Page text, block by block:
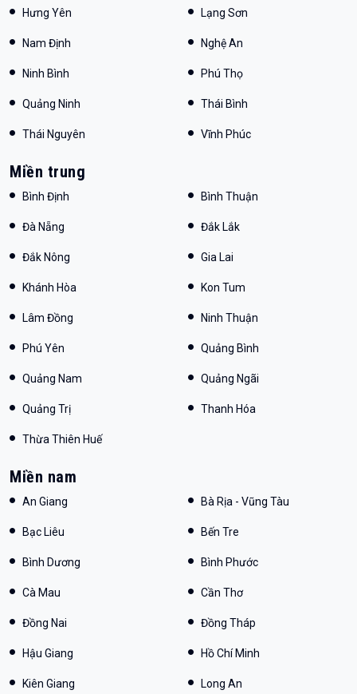
Hưng Yên Lạng Sơn
Nam Định Nghệ An
Ninh Bình Phú Thọ
Quảng Ninh Thái Bình
Thái Nguyên Vĩnh Phúc
Miền trung
Bình Định Bình Thuận
Đà Nẵng Đắk Lắk
Đắk Nông Gia Lai
Khánh Hòa Kon Tum
Lâm Đồng Ninh Thuận
Phú Yên Quảng Bình
Quảng Nam Quảng Ngãi
Quảng Trị Thanh Hóa
Thừa Thiên Huế
Miền nam
An Giang Bà Rịa - Vũng Tàu
Bạc Liêu Bến Tre
Bình Dương Bình Phước
Cà Mau Cần Thơ
Đồng Nai Đồng Tháp
Hậu Giang Hồ Chí Minh
Kiên Giang Long An